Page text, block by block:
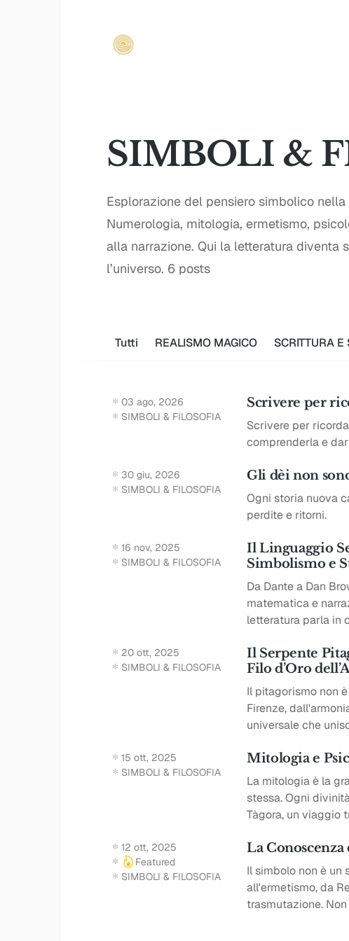
SIMBOLI &
Esplorazione del pensiero simbolico
Numerologia, mitologia, ermetismo,
alla narrazione. Qui la letteratura diventa
l’universo. 6 posts
Tutti REALISMO MAGICO SCRITTURA E
03 ago, 2026
SIMBOLI & FILOSOFIA
Scrivere per
Scrivere per
comprenderla e
30 giu, 2026
SIMBOLI & FILOSOFIA
Gli dèi non
Ogni storia nuova
perdite e ritorni.
16 nov, 2025
SIMBOLI & FILOSOFIA
Il Linguaggio
Simbolismo e
Da Dante a Dan
matematica e
letteratura parla in
20 ott, 2025
SIMBOLI & FILOSOFIA
Il Serpente
Filo d’Oro
Il pitagorismo non
Firenze,
universale che
15 ott, 2025
SIMBOLI & FILOSOFIA
Mitologia e
La mitologia è la
stessa. Ogni
Tàgora, un viaggio
12 ott, 2025
Featured
SIMBOLI & FILOSOFIA
La
Il simbolo non è un
all'ermetismo, da
trasmutazione.